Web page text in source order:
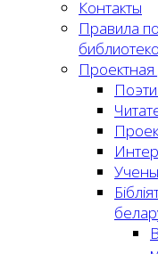
Контакты
Правила
Проектная